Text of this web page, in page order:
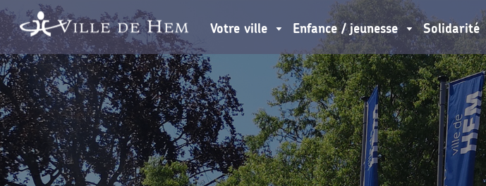
Votre ville Enfance / jeunesse Solidarité